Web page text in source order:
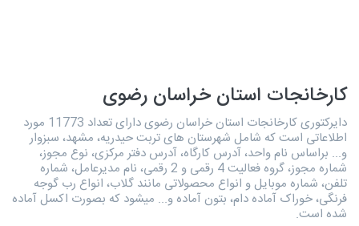
کارخانجات استان خراسان رضوی
دایرکتوری کارخانجات استان خراسان رضوی دارای تعداد 11773 مورد
اطلاعاتی است که شامل شهرستان های تربت حیدریه، مشهد، سبزوار
و... براساس نام واحد، آدرس کارگاه، آدرس دفتر مرکزی، نوع مجوز،
شماره مجوز، گروه فعالیت 4 رقمی و 2 رقمی، نام مدیرعامل، شماره
تلفن، شماره موبایل و انواع محصولاتی مانند گلاب، انواع رب گوجه
فرنگی، خوراک آماده دام، بتون آماده و... میشود که بصورت اکسل آماده
شده است.